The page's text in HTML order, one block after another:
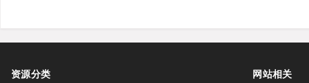
资源分类 网站相关